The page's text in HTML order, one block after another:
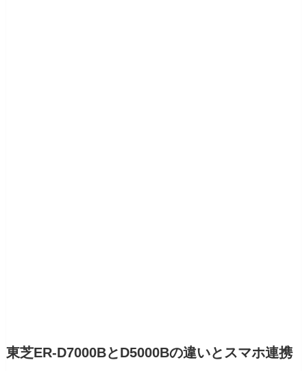
東芝ER-D7000BとD5000Bの違いとスマホ連携